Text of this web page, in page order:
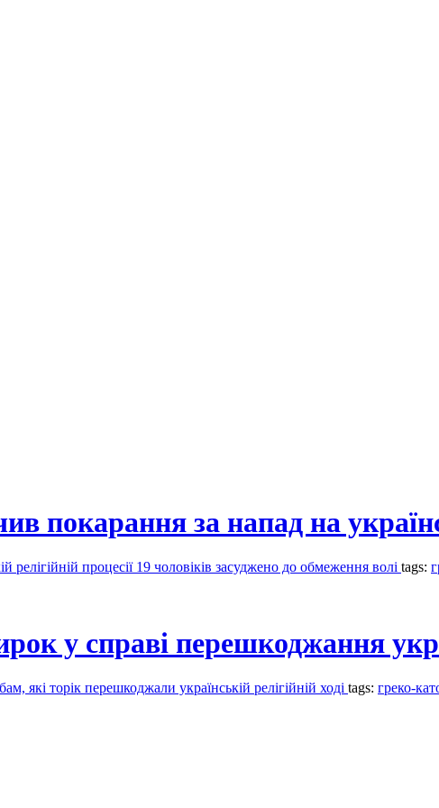
покарання за напад на
релігійній процесії 19 чоловіків засуджено до обмеження волі tags:
у справі перешкоджання
які торік перешкоджали українській релігійній ході tags: греко-